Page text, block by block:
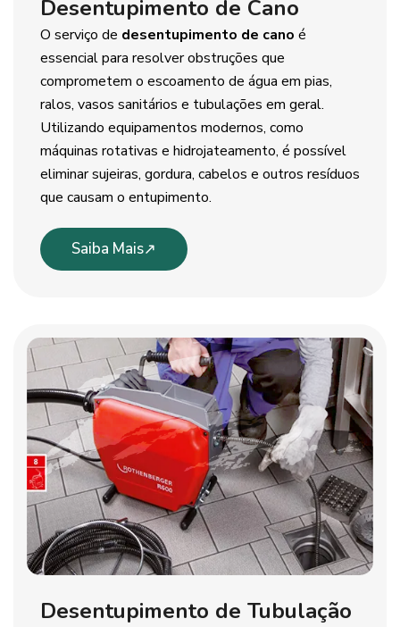
Desentupimento de Cano
O serviço de desentupimento de cano é
essencial para resolver obstruções que
comprometem o escoamento de água em pias,
ralos, vasos sanitários e tubulações em geral.
Utilizando equipamentos modernos, como
máquinas rotativas e hidrojateamento, é possível
eliminar sujeiras, gordura, cabelos e outros resíduos
que causam o entupimento.
Saiba Mais
Desentupimento de Tubulação